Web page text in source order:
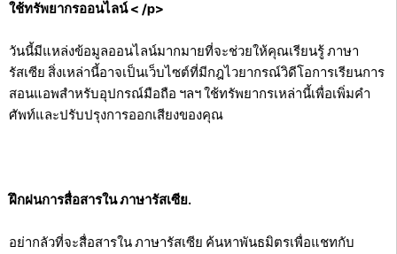
ใช้ทรัพยากรออนไลน์< /p>
วันนี้มีแหล่งข้อมูลออนไลน์มากมายที่จะช่วยให้คุณเรียนรู้ ภาษา
รัสเซีย สิ่งเหล่านี้อาจเป็นเว็บไซต์ที่มีกฎไวยากรณ์วิดีโอการเรียนการ
สอนแอพสำหรับอุปกรณ์มือถือ ฯลฯ ใช้ทรัพยากรเหล่านี้เพื่อเพิ่มคำ
ศัพท์และปรับปรุงการออกเสียงของคุณ
ฝึกฝนการสื่อสารใน ภาษารัสเซีย.
อย่ากลัวที่จะสื่อสารใน ภาษารัสเซีย ค้นหาพันธมิตรเพื่อแชทกับ